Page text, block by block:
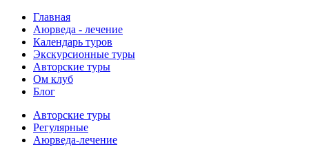
Главная
Аюрведа - лечение
Календарь туров
Экскурсионные туры
Авторские туры
Ом клуб
Блог
Авторские туры
Регулярные
Аюрведа-лечение